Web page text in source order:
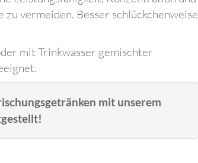
vermeiden. Besser schlückchenweise
mit Trinkwasser gemischter
mit unserem